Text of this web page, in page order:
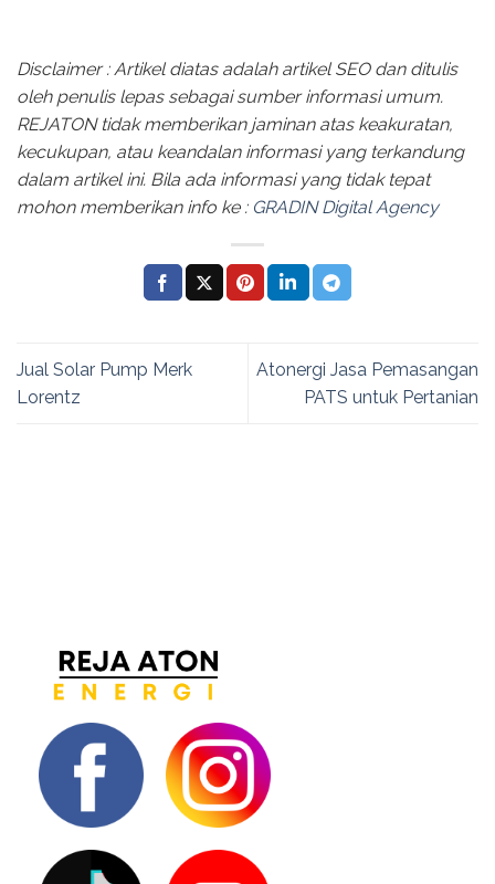
Disclaimer : Artikel diatas adalah artikel SEO dan ditulis
oleh penulis lepas sebagai sumber informasi umum.
REJATON tidak memberikan jaminan atas keakuratan,
kecukupan, atau keandalan informasi yang terkandung
dalam artikel ini. Bila ada informasi yang tidak tepat
mohon memberikan info ke : GRADIN Digital Agency
Jual Solar Pump Merk
Lorentz
Atonergi Jasa Pemasangan
PATS untuk Pertanian